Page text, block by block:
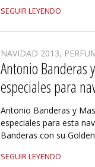
SEGUIR LEYENDO
NAVIDAD 2013,
Antonio Banderas
especiales para
Antonio Banderas y
especiales para esta
Banderas con su
SEGUIR LEYENDO